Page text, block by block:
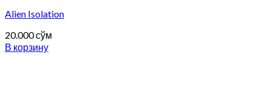
Alien Isolation
20.000сўм
В корзину